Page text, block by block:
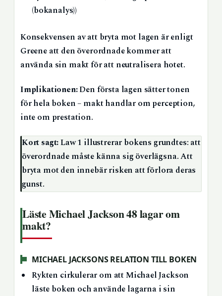
(bokanalys))
Konsekvensen av att bryta mot lagen är enligt
Greene att den överordnade kommer att
använda sin makt för att neutralisera hotet.
Implikationen:Den första lagen sätter tonen
för hela boken – makt handlar om perception,
inte om prestation.
Kort sagt:Law 1 illustrerar bokens grundtes: att
överordnade måste känna sig överlägsna. Att
bryta mot den innebär risken att förlora deras
gunst.
Läste Michael Jackson 48 lagar om
makt?
MICHAEL JACKSONS RELATION TILL BOKEN
Rykten cirkulerar om att Michael Jackson
läste boken och använde lagarna i sin